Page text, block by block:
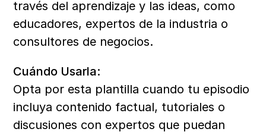
través del aprendizaje y las ideas, como
educadores, expertos de la industria o
consultores de negocios.
Cuándo Usarla:
Opta por esta plantilla cuando tu episodio
incluya contenido factual, tutoriales o
discusiones con expertos que puedan